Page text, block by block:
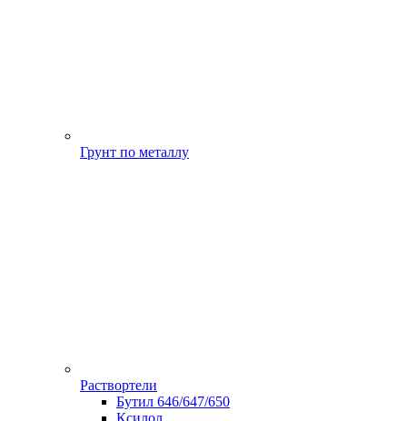
Грунт по металлу
Раствортели
Бутил 646/647/650
Ксилол